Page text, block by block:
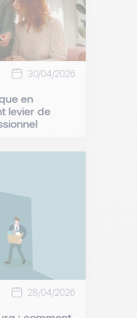
30/04/2026
en
levier de
28/04/2026